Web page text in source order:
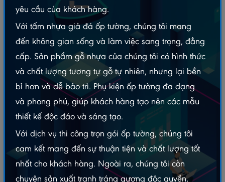
yêu cầu của khách hàng.
Với tấm nhựa giả đá ốp tường, chúng tôi mang
đến không gian sống và làm việc sang trọng, đẳng
cấp. Sản phẩm gỗ nhựa của chúng tôi có hình thức
và chất lượng tương tự gỗ tự nhiên, nhưng lại bền
bỉ hơn và dễ bảo trì. Phụ kiện ốp tường đa dạng
và phong phú, giúp khách hàng tạo nên các mẫu
thiết kế độc đáo và sáng tạo.
Với dịch vụ thi công trọn gói ốp tường, chúng tôi
cam kết mang đến sự thuận tiện và chất lượng tốt
nhất cho khách hàng. Ngoài ra, chúng tôi còn
chuyên sản xuất tranh tráng gương độc quyền,